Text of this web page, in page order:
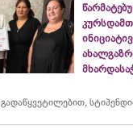
გადაწყვეტილებით,